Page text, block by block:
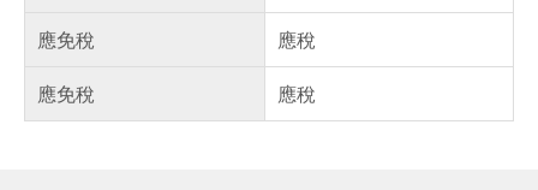
應免稅
應稅
應免稅
應稅
詐騙網頁！請小心！